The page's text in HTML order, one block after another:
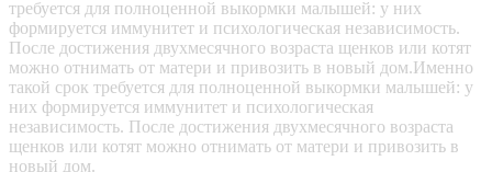
требуется для полноценной выкормки малышей: у них
формируется иммунитет и психологическая независимость.
После достижения двухмесячного возраста щенков или котят
можно отнимать от матери и привозить в новый дом.Именно
такой срок требуется для полноценной выкормки малышей: у
них формируется иммунитет и психологическая
независимость. После достижения двухмесячного возраста
щенков или котят можно отнимать от матери и привозить в
новый дом.